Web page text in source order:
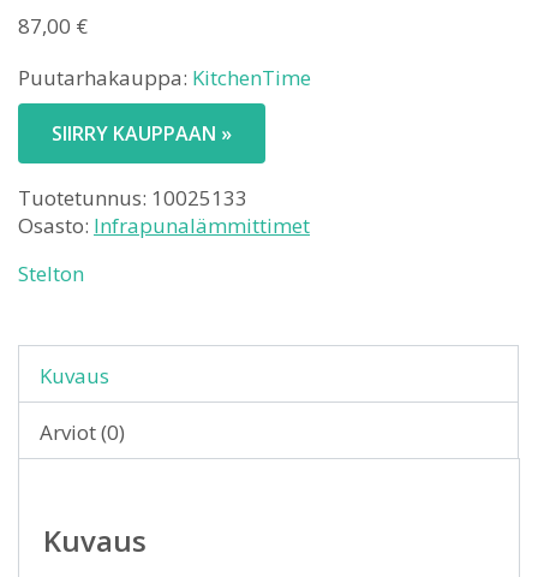
87,00 €
Puutarhakauppa: KitchenTime
SIIRRY KAUPPAAN »
Tuotetunnus: 10025133
Osasto: Infrapunalämmittimet
Stelton
Kuvaus
Arviot (0)
Kuvaus